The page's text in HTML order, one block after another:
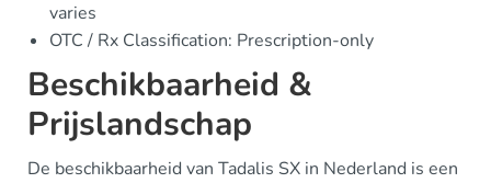
varies
OTC / Rx Classification: Prescription-only
Beschikbaarheid &
Prijslandschap
De beschikbaarheid van Tadalis SX in Nederland is een